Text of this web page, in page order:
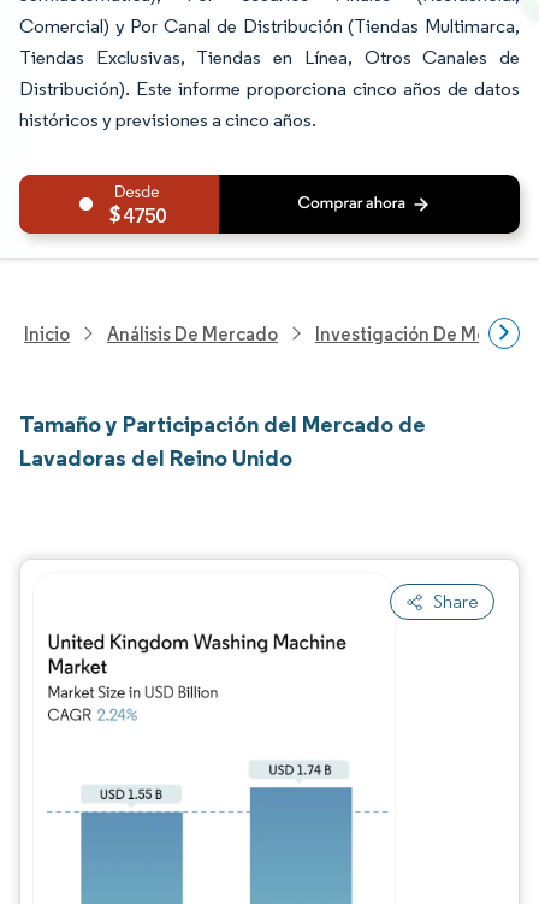
Comercial) y Por Canal de Distribución (Tiendas Multimarca,
Tiendas Exclusivas, Tiendas en Línea, Otros Canales de
Distribución). Este informe proporciona cinco años de datos
históricos y previsiones a cinco años.
4750
Inicio Análisis De Mercado Investigación De Mejoras
Tamaño y Participación del Mercado de
Lavadoras del Reino Unido
Share